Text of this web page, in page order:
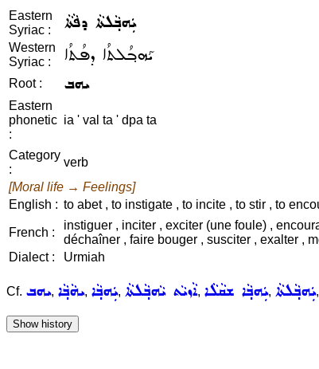
Eastern
Syriac :
ܝܲܗܒ݂ܵܠܬܵܐ ܕܦܵܬܵܐ
Western
Syriac :
ܝܰܗܒ݂ܳܠܬܳܐ ܕܦܳܬܳܐ
Root : ܝܗܒ
Eastern
phonetic
:
ia ' val ta ' dpa ta
Category
:
verb
[Moral life → Feelings]
English : to abet , to instigate , to incite , to stir , to
French :
instiguer , inciter , exciter (une foule) ,
déchaîner , faire bouger , susciter , exalter ,
Dialect :
Urmiah
Cf. ܝܗܒ, ܝܗܵܒ݂ܵܐ, ܝܲܗܒ݂ܵܐ, ܐܵܙܝܵܬ ܝܵܗܒ݂ܵܠܬܵܐ, ܝܲܗܒ݂ܵܐ ܫܩܵܠܵܐ, ܝܲܗܒ݂ܵܠܬܵܐ,